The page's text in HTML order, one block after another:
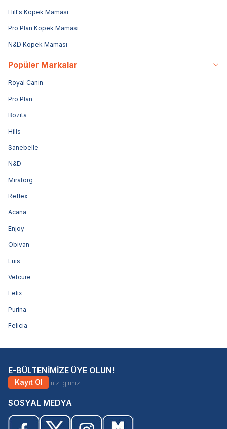
Hill's Köpek Maması
Pro Plan Köpek Maması
N&D Köpek Maması
Popüler Markalar
Royal Canin
Pro Plan
Bozita
Hills
Sanebelle
N&D
Miratorg
Reflex
Acana
Enjoy
Obivan
Luis
Vetcure
Felix
Purina
Felicia
E-BÜLTENİMİZE ÜYE OLUN!
Kayıt Ol
SOSYAL MEDYA